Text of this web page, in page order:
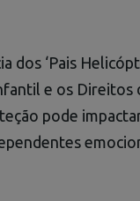
dos ‘Pais
e os Direitos
pode